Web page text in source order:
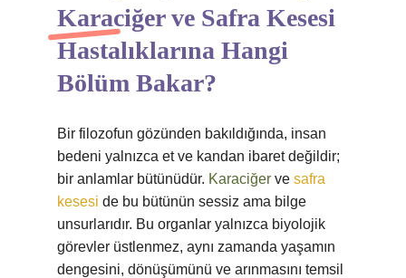
Karaciğer ve Safra Kesesi
Hastalıklarına Hangi
Bölüm Bakar?
Bir filozofun gözünden bakıldığında, insan
bedeni yalnızca et ve kandan ibaret değildir;
bir anlamlar bütünüdür. Karaciğer ve safra
kesesi de bu bütünün sessiz ama bilge
unsurlarıdır. Bu organlar yalnızca biyolojik
görevler üstlenmez, aynı zamanda yaşamın
dengesini, dönüşümünü ve arınmasını temsil